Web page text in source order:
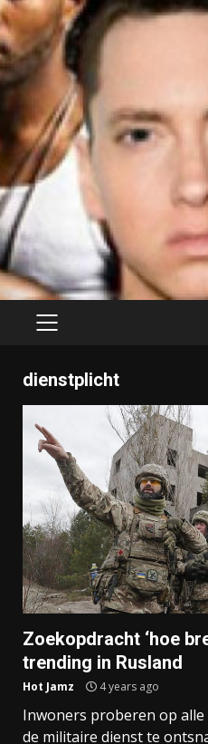
PRIMARY
dienstplicht
Zoekopdracht ‘hoe
trending in Rusland
Hot Jamz 4 years ago
Inwoners proberen op
de militaire dienst te